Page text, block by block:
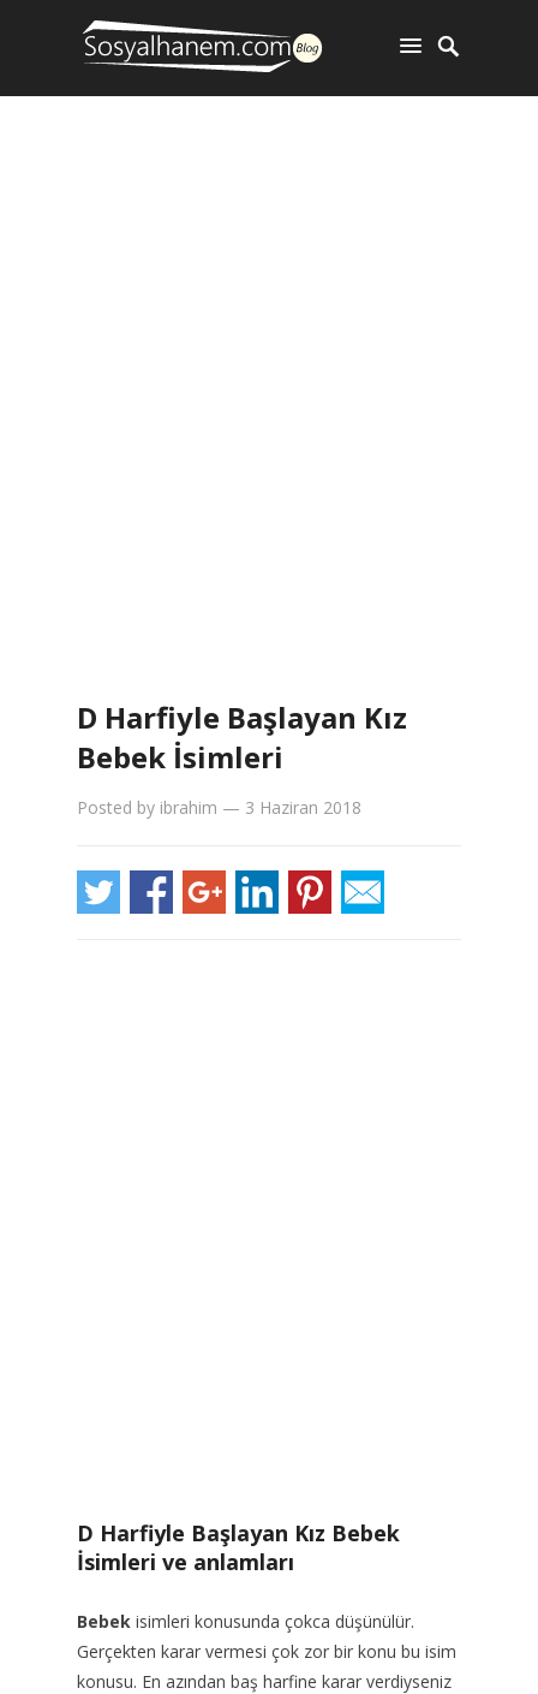
D Harfiyle Başlayan Kız
Bebek İsimleri
Posted by ibrahim — 3 Haziran 2018
D Harfiyle Başlayan Kız Bebek
İsimleri ve anlamları
Bebek isimleri konusunda çokca düşünülür.
Gerçekten karar vermesi çok zor bir konu bu isim
konusu. En azından baş harfine karar verdiyseniz